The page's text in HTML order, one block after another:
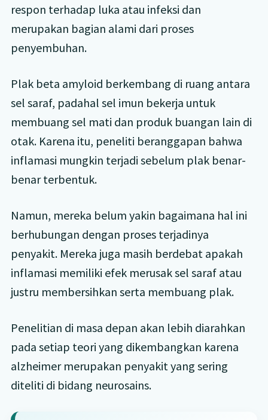
respon terhadap luka atau infeksi dan
merupakan bagian alami dari proses
penyembuhan.
Plak beta amyloid berkembang di ruang antara
sel saraf, padahal sel imun bekerja untuk
membuang sel mati dan produk buangan lain di
otak. Karena itu, peneliti beranggapan bahwa
inflamasi mungkin terjadi sebelum plak benar-
benar terbentuk.
Namun, mereka belum yakin bagaimana hal ini
berhubungan dengan proses terjadinya
penyakit. Mereka juga masih berdebat apakah
inflamasi memiliki efek merusak sel saraf atau
justru membersihkan serta membuang plak.
Penelitian di masa depan akan lebih diarahkan
pada setiap teori yang dikembangkan karena
alzheimer merupakan penyakit yang sering
diteliti di bidang neurosains.